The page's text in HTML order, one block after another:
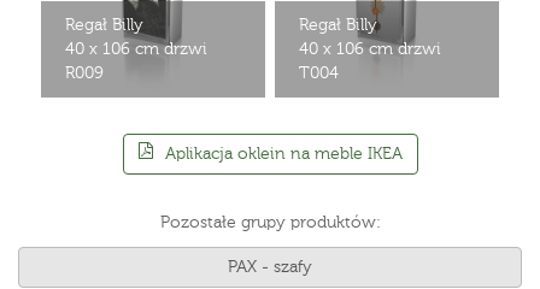
Regał Billy
40 x 106 cm drzwi
R009
Regał Billy
40 x 106 cm drzwi
T004
Aplikacja oklein na meble IKEA
Pozostałe grupy produktów:
PAX - szafy